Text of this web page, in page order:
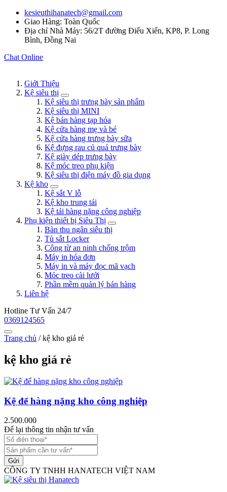
kesieuthihanatech@gmail.com
Giao Hàng: Toàn Quốc
Địa chỉ Nhà Máy: 56/2T đường Điểu Xiển, KP8, P. Long
Bình, Đồng Nai
Chat Online
Giới Thiệu
Kệ siêu thị
Kệ siêu thị trưng bày sản phẩm
Kệ siêu thị MINI
Kệ bán hàng tạp hóa
Kệ cửa hàng mẹ và bé
Kệ cửa hàng trưng bày sữa
Kệ đựng rau củ quả trưng bày
Kệ giày dép trưng bày
Kệ móc treo phụ kiện
Kệ siêu thị điện máy đồ gia dụng
Kệ kho
Kệ sắt V lỗ
Kệ kho trung tải
Kệ tải hàng nặng công nghiệp
Phụ kiện thiết bị Siêu Thị
Bàn thu ngân siêu thị
Tủ sắt Locker
Công từ an ninh chống trộm
Máy in hóa đơn
Máy in và máy đọc mã vạch
Móc treo cài lưới
Phần mềm quản lý bán hàng
Liên hệ
Hotline Tư Vấn 24/7
0369124565
Trang chủ /kệ kho giá rẻ
kệ kho giá rẻ
Kệ để hàng nặng kho công nghiệp
2.500.000
Để lại thông tin nhận tư vấn
Gửi
CÔNG TY TNHH HANATECH VIỆT NAM